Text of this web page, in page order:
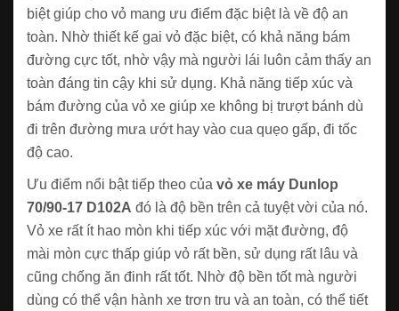
biệt giúp cho vỏ mang ưu điểm đặc biệt là về độ an
toàn. Nhờ thiết kế gai vỏ đặc biệt, có khả năng bám
đường cực tốt, nhờ vậy mà người lái luôn cảm thấy an
toàn đáng tin cậy khi sử dụng. Khả năng tiếp xúc và
bám đường của vỏ xe giúp xe không bị trượt bánh dù
đi trên đường mưa ướt hay vào cua quẹo gấp, đi tốc
độ cao.
Ưu điểm nổi bật tiếp theo của vỏ xe máy Dunlop
70/90-17 D102A đó là độ bền trên cả tuyệt vời của nó.
Vỏ xe rất ít hao mòn khi tiếp xúc với mặt đường, độ
mài mòn cực thấp giúp vỏ rất bền, sử dụng rất lâu và
cũng chống ăn đinh rất tốt. Nhờ độ bền tốt mà người
dùng có thể vận hành xe trơn tru và an toàn, có thể tiết